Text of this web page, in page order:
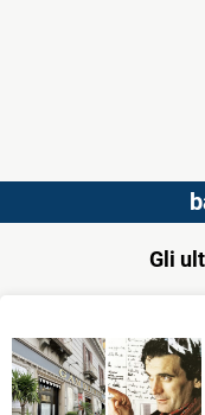
Gli